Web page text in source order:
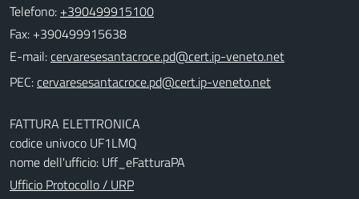
Telefono: +390499915100
Fax: +390499915638
E-mail:
PEC:
FATTURA ELETTRONICA
codice univoco UF1LMQ
nome dell'ufficio: Uff_eFatturaPA
Ufficio Protocollo / URP